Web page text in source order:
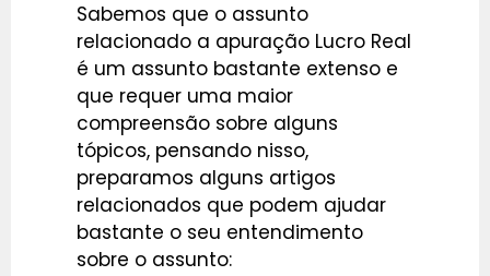
Sabemos que o assunto
relacionado a apuração Lucro Real
é um assunto bastante extenso e
que requer uma maior
compreensão sobre alguns
tópicos, pensando nisso,
preparamos alguns artigos
relacionados que podem ajudar
bastante o seu entendimento
sobre o assunto: